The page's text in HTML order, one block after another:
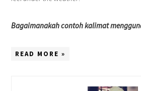
Bagaimanakah contoh kalimat
READ MORE »